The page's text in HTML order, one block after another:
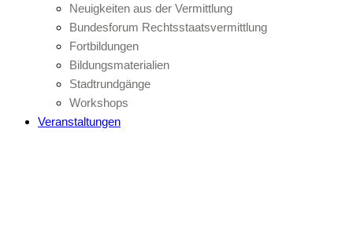
Neuigkeiten aus der Vermittlung
Bundesforum Rechtsstaatsvermittlung
Fortbildungen
Bildungsmaterialien
Stadtrundgänge
Workshops
Veranstaltungen